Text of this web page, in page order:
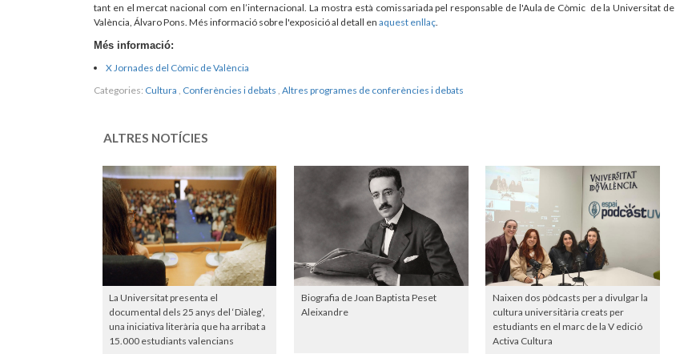
tant en el mercat nacional com en l’internacional. La mostra està comissariada pel responsable de l'Aula de Còmic de la Universitat de
València, Álvaro Pons. Més informació sobre l'exposició al detall en aquest enllaç
Més informació:
X Jornades del Còmic de València
Categories: Cultura Conferències i debats Altres programes de conferències i debats
ALTRES NOTÍCIES
La Universitat presenta el
documental dels 25 anys del ‘Diàleg’,
una iniciativa literària que ha arribat a
15.000 estudiants valencians
Biografia de Joan Baptista Peset
Aleixandre
Naixen dos pòdcasts per a divulgar la
cultura universitària creats per
estudiants en el marc de la V edició
Activa Cultura